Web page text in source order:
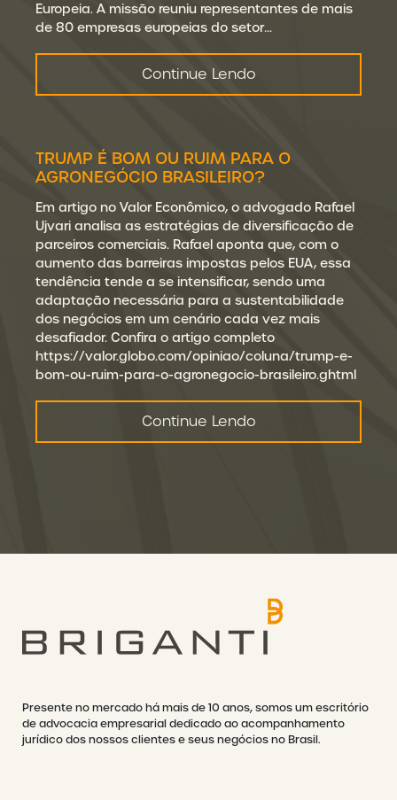
Europeia. A missão reuniu representantes de mais
de 80 empresas europeias do setor…
Continue Lendo
TRUMP É BOM OU RUIM PARA O
AGRONEGÓCIO BRASILEIRO?
Em artigo no Valor Econômico, o advogado Rafael
Ujvari analisa as estratégias de diversificação de
parceiros comerciais. Rafael aponta que, com o
aumento das barreiras impostas pelos EUA, essa
tendência tende a se intensificar, sendo uma
adaptação necessária para a sustentabilidade
dos negócios em um cenário cada vez mais
desafiador. Confira o artigo completo
https://valor.globo.com/opiniao/coluna/trump-e-
bom-ou-ruim-para-o-agronegocio-brasileiro.ghtml
Continue Lendo
Presente no mercado há mais de 10 anos, somos um escritório
de advocacia empresarial dedicado ao acompanhamento
jurídico dos nossos clientes e seus negócios no Brasil.